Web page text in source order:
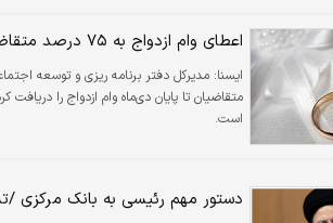
اعطای وام ازدواج به ۷۵ درصد متقاضیان تا پایان دی‌ماه
ايسنا:
متقاضیان تا پایان دی‌ماه وام ازدواج را
است.
دستور مهم رئیسی به بانک مرکزی /